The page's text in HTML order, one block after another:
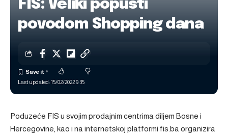
FIS: Veliki popusti
povodom Shopping dana
Last updated: 15/02/2022 9:35
Poduzeće FIS u svojim prodajnim centrima diljem Bosne i
Hercegovine, kao i na internetskoj platformi fis.ba organizira